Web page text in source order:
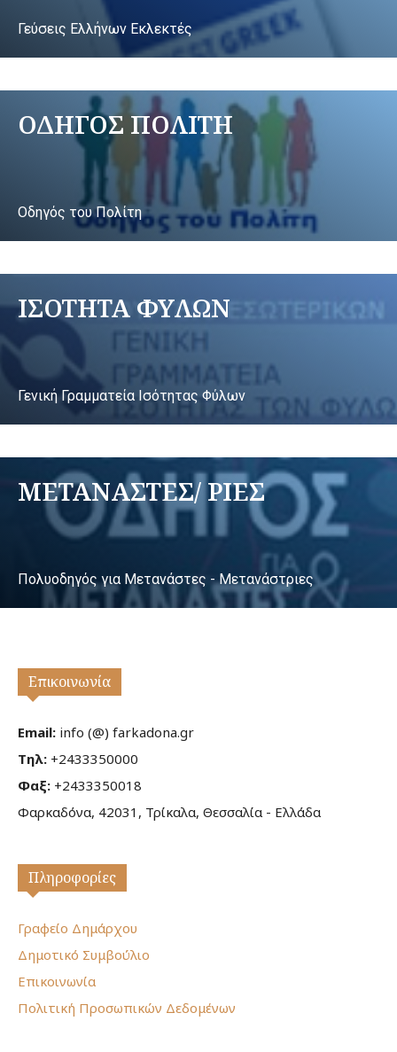
Γεύσεις Ελλήνων Εκλεκτές
ΟΔΗΓΟΣ ΠΟΛΙΤΗ
Οδηγός του Πολίτη
ΙΣΟΤΗΤΑ ΦΥΛΩΝ
Γενική Γραμματεία Ισότητας Φύλων
ΜΕΤΑΝΑΣΤΕΣ/ ΡΙΕΣ
Πολυοδηγός για Μετανάστες - Μετανάστριες
Επικοινωνία
Email: info (@) farkadona.gr
Τηλ: +2433350000
Φαξ: +2433350018
Φαρκαδόνα, 42031, Τρίκαλα, Θεσσαλία - Ελλάδα
Πληροφορίες
Γραφείο Δημάρχου
Δημοτικό Συμβούλιο
Επικοινωνία
Πολιτική Προσωπικών Δεδομένων